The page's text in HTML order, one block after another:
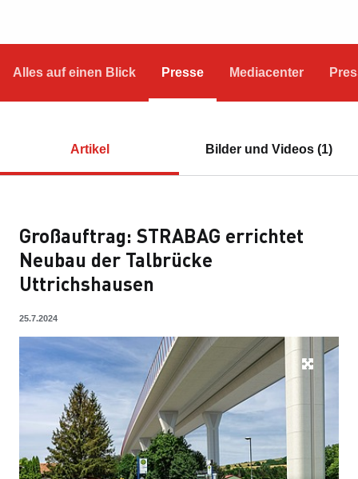
Alles auf einen Blick Presse Mediacenter
Artikel Bilder und Videos (1)
Großauftrag: STRABAG errichtet
Neubau der Talbrücke
Uttrichshausen
25.7.2024